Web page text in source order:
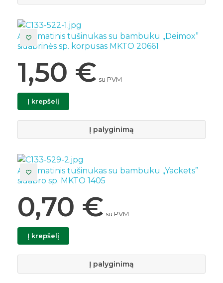
Automatinis tušinukas su bambuku „Deimox”
sidabrinės sp. korpusas MKTO 20661
1,50 € su PVM
Į krepšelį
Į palyginimą
Automatinis tušinukas su bambuku „Yackets”
sidabro sp. MKTO 1405
0,70 € su PVM
Į krepšelį
Į palyginimą